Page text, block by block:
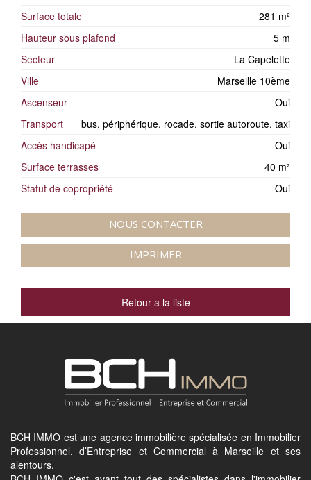
Surface totale
281 m²
Hauteur sous plafond
5 m
Secteur
La Capelette
Ville
Marseille 10ème
Ascenseur
Oui
Transport
bus, périphérique, rocade, sortie autoroute, taxi
Accès handicapé
Oui
Surface terrasses
40 m²
Statut de copropriété
Oui
NOUS CONTACTER
IMPRIMER
Retour a la liste
BCH IMMO est une agence immobilière spécialisée en Immobilier
Professionnel, d’Entreprise et Commercial à Marseille et ses
alentours.